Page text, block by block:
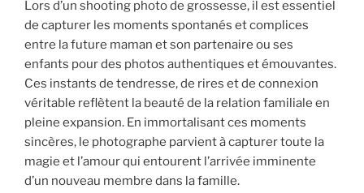
Lors d’un shooting photo de grossesse, il est essentiel
de capturer les moments spontanés et complices
entre la future maman et son partenaire ou ses
enfants pour des photos authentiques et émouvantes.
Ces instants de tendresse, de rires et de connexion
véritable reflètent la beauté de la relation familiale en
pleine expansion. En immortalisant ces moments
sincères, le photographe parvient à capturer toute la
magie et l’amour qui entourent l’arrivée imminente
d’un nouveau membre dans la famille.